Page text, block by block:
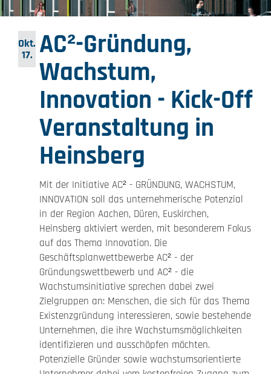
Okt.
17. AC²-Gründung,
Wachstum,
Innovation - Kick-Off
Veranstaltung in
Heinsberg
Mit der Initiative AC² - GRÜNDUNG, WACHSTUM,
INNOVATION soll das unternehmerische Potenzial
in der Region Aachen, Düren, Euskirchen,
Heinsberg aktiviert werden, mit besonderem Fokus
auf das Thema Innovation. Die
Geschäftsplanwettbewerbe AC² - der
Gründungswettbewerb und AC² - die
Wachstumsinitiative sprechen dabei zwei
Zielgruppen an: Menschen, die sich für das Thema
Existenzgründung interessieren, sowie bestehende
Unternehmen, die ihre Wachstumsmöglichkeiten
identifizieren und ausschöpfen möchten.
Potenzielle Gründer sowie wachstumsorientierte